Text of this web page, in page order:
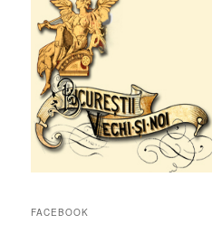
FACEBOOK